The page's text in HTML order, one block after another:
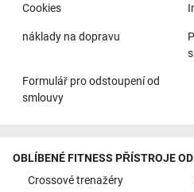
Cookies
náklady na dopravu
Formulář pro odstoupení od
smlouvy
OBLÍBENÉ FITNESS PŘÍSTROJE
Crossové trenažéry